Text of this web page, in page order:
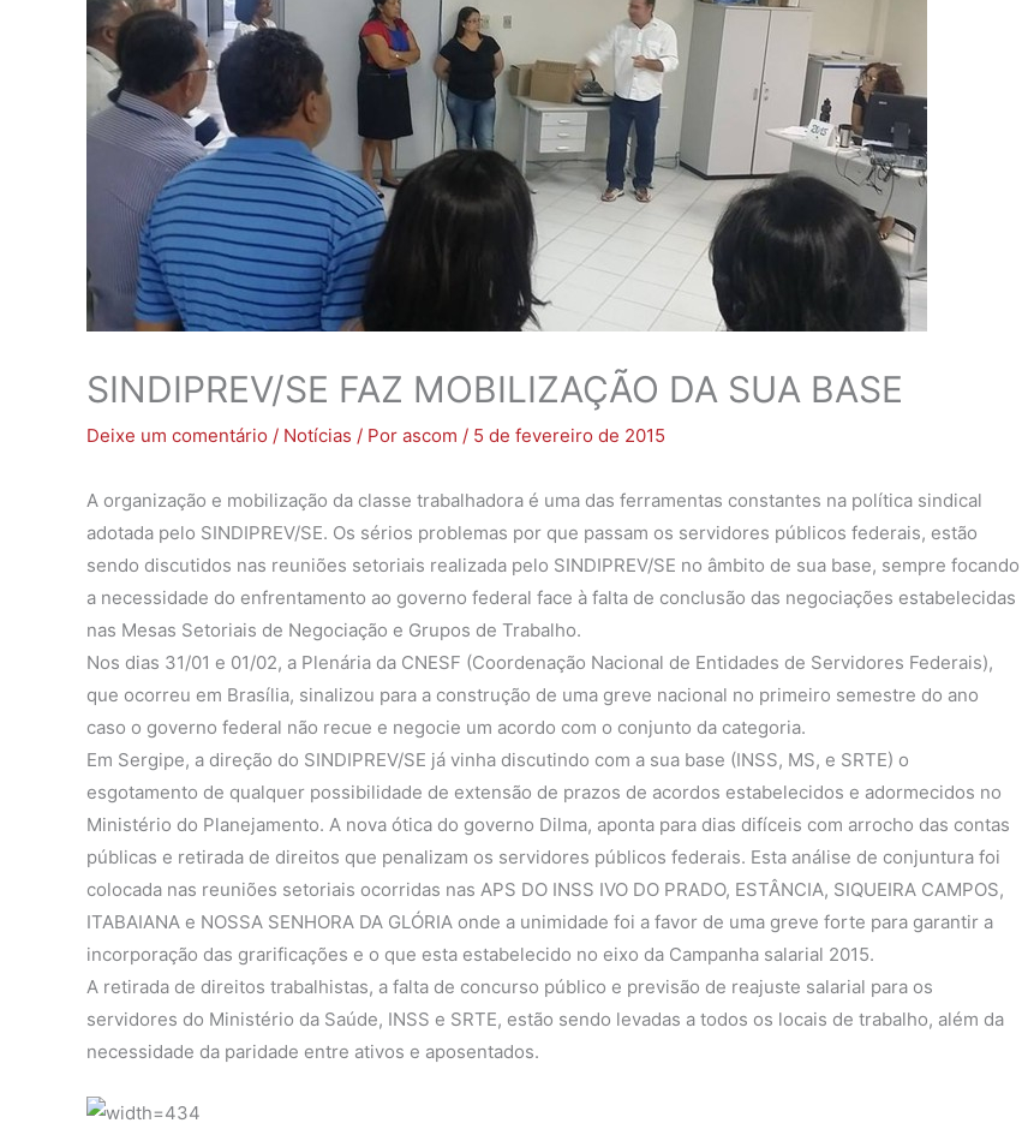
SINDIPREV/SE FAZ MOBILIZAÇÃO DA SUA BASE
Deixe um comentário / Notícias / Por ascom / 5 de fevereiro de 2015
A organização e mobilização da classe trabalhadora é uma das ferramentas constantes na política sindical
adotada pelo SINDIPREV/SE. Os sérios problemas por que passam os servidores públicos federais, estão
sendo discutidos nas reuniões setoriais realizada pelo SINDIPREV/SE no âmbito de sua base, sempre focando
a necessidade do enfrentamento ao governo federal face à falta de conclusão das negociações estabelecidas
nas Mesas Setoriais de Negociação e Grupos de Trabalho.
Nos dias 31/01 e 01/02, a Plenária da CNESF (Coordenação Nacional de Entidades de Servidores Federais),
que ocorreu em Brasília, sinalizou para a construção de uma greve nacional no primeiro semestre do ano
caso o governo federal não recue e negocie um acordo com o conjunto da categoria.
Em Sergipe, a direção do SINDIPREV/SE já vinha discutindo com a sua base (INSS, MS, e SRTE) o
esgotamento de qualquer possibilidade de extensão de prazos de acordos estabelecidos e adormecidos no
Ministério do Planejamento. A nova ótica do governo Dilma, aponta para dias difíceis com arrocho das contas
públicas e retirada de direitos que penalizam os servidores públicos federais. Esta análise de conjuntura foi
colocada nas reuniões setoriais ocorridas nas APS DO INSS IVO DO PRADO, ESTÂNCIA, SIQUEIRA CAMPOS,
ITABAIANA e NOSSA SENHORA DA GLÓRIA onde a unimidade foi a favor de uma greve forte para garantir a
incorporação das grarificações e o que esta estabelecido no eixo da Campanha salarial 2015.
A retirada de direitos trabalhistas, a falta de concurso público e previsão de reajuste salarial para os
servidores do Ministério da Saúde, INSS e SRTE, estão sendo levadas a todos os locais de trabalho, além da
necessidade da paridade entre ativos e aposentados.